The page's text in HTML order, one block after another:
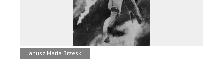
Janusz Maria Brzeski